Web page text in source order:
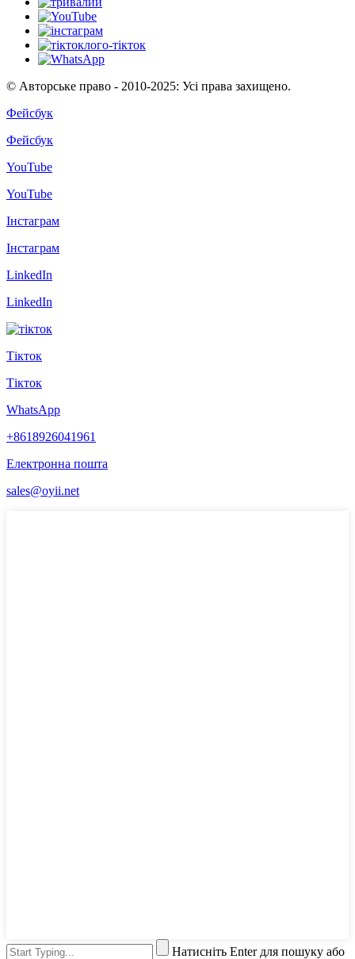
© Авторське право - 2010-2025: Усі права захищено.
Фейсбук
Фейсбук
YouTube
YouTube
Інстаграм
Інстаграм
LinkedIn
LinkedIn
Тікток
Тікток
WhatsApp
+8618926041961
Електронна пошта
sales@oyii.net
Натисніть Enter для пошуку або